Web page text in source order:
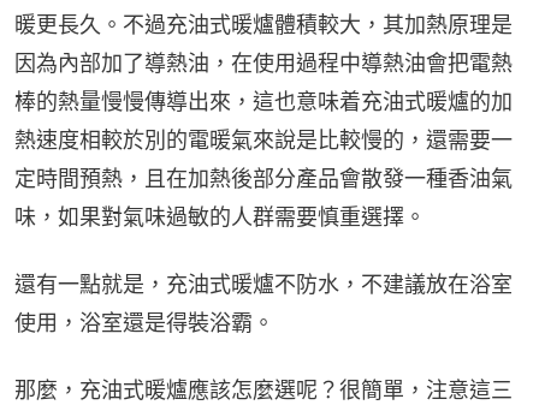
暖更長久。不過充油式暖爐體積較大，其加熱原理是
因為內部加了導熱油，在使用過程中導熱油會把電熱
棒的熱量慢慢傳導出來，這也意味着充油式暖爐的加
熱速度相較於別的電暖氣來說是比較慢的，還需要一
定時間預熱，且在加熱後部分產品會散發一種香油氣
味，如果對氣味過敏的人群需要慎重選擇。
還有一點就是，充油式暖爐不防水，不建議放在浴室
使用，浴室還是得裝浴霸。
那麼，充油式暖爐應該怎麼選呢？很簡單，注意這三